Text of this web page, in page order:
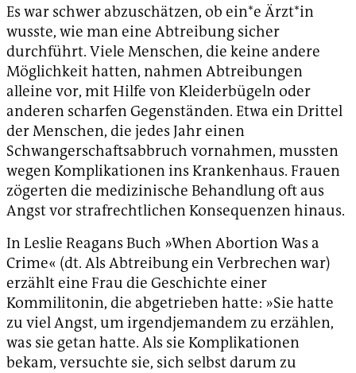
Es war schwer abzuschätzen, ob ein*e Ärzt*in
wusste, wie man eine Abtreibung sicher
durchführt. Viele Menschen, die keine andere
Möglichkeit hatten, nahmen Abtreibungen
alleine vor, mit Hilfe von Kleiderbügeln oder
anderen scharfen Gegenständen. Etwa ein Drittel
der Menschen, die jedes Jahr einen
Schwangerschaftsabbruch vornahmen, mussten
wegen Komplikationen ins Krankenhaus. Frauen
zögerten die medizinische Behandlung oft aus
Angst vor strafrechtlichen Konsequenzen hinaus.
In Leslie Reagans Buch »When Abortion Was a
Crime« (dt. Als Abtreibung ein Verbrechen war)
erzählt eine Frau die Geschichte einer
Kommilitonin, die abgetrieben hatte: »Sie hatte
zu viel Angst, um irgendjemandem zu erzählen,
was sie getan hatte. Als sie Komplikationen
bekam, versuchte sie, sich selbst darum zu